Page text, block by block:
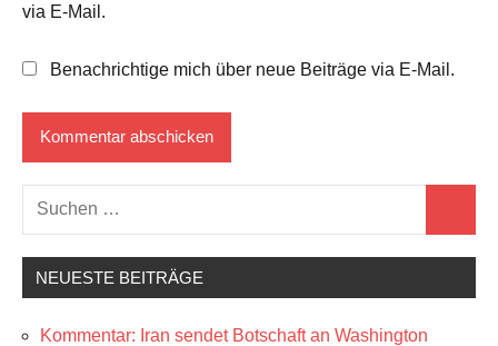
via E-Mail.
Benachrichtige mich über neue Beiträge via E-Mail.
Suchen
nach:
NEUESTE BEITRÄGE
Kommentar: Iran sendet Botschaft an Washington